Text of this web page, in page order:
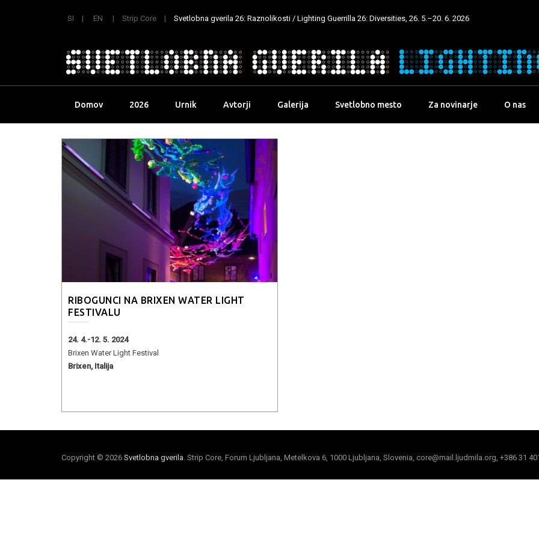
SI EN Strip Core Svetlobna gverila 26: Raznolikosti / Lighting Guerrilla 26: Diversities, 26. 5.–20. 6. 2026
Domov 2026 Urnik Avtorji Galerija Svetlobno mesto Za novinarje O nas
RIBOGUNCI NA BRIXEN WATER LIGHT
FESTIVALU
24. 4.-12. 5. 2024
Brixen Water Light Festival
Brixen, Italija
Copyright © 2026 Svetlobna gverila . Strip Core, Forum Ljubljana, Metelkova 6, 1000 Ljubljana, Slovenia, core@mail.ljudmila.org, +386 31